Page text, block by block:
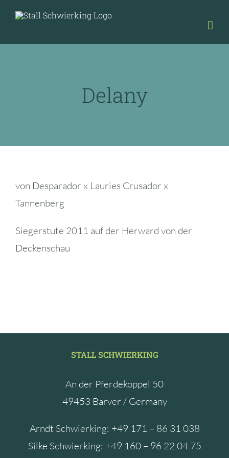
Zum
springen
Delany
View
Larger
von Desparador x Lauries Crusador x
Tannenberg
Siegerstute 2011 auf der Herward von der
Deckenschau
STALL SCHWIERKING
An der Pferdekoppel 50
49453 Barver / Germany
Arndt Schwierking: +49 171 – 86 31 038
Silke Schwierking: +49 160 – 96 22 04 75